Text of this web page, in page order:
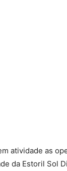
atividade as
da Estoril Sol